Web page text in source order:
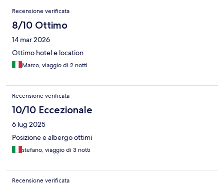
Recensioni
Recensione verificata
8/10 Ottimo
14 mar 2026
Ottimo hotel e location
Marco, viaggio di 2 notti
Recensione verificata
10/10 Eccezionale
6 lug 2025
Posizione e albergo ottimi
stefano, viaggio di 3 notti
Recensione verificata